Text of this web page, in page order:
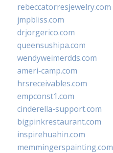
rebeccatorresjewelry.com
jmpbliss.com
drjorgerico.com
queensushipa.com
wendyweimerdds.com
ameri-camp.com
hrsreceivables.com
empconst1.com
cinderella-support.com
bigpinkrestaurant.com
inspirehuahin.com
memmingerspainting.com